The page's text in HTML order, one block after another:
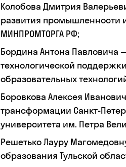
Колобова Дмитрия
развития промышленности
МИНПРОМТОРГА РФ;
Бордина Антона Павловича
технологической
образовательных
Боровкова Алексея
трансформации Санкт-
университета им. Петра
Решетько Лауру
образования Тульской